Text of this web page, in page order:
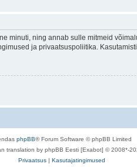
minuti, ning annab sulle mitmeid
ja privaatsuspoliitika.
phpBB® Forum Software © phpBB Limited
translation by phpBB Eesti [Exabot] © 2008*-
Privaatsus | Kasutajatingimused